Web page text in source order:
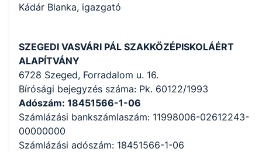
Kádár Blanka, igazgató
SZEGEDI VASVÁRI PÁL SZAKKÖZÉPISKOLÁÉRT
ALAPÍTVÁNY
6728 Szeged, Forradalom u. 16.
Bírósági bejegyzés száma: Pk. 60122/1993
Adószám: 18451566-1-06
Számlázási bankszámlaszám: 11998006-02612243-
00000000
Számlázási adószám: 18451566-1-06